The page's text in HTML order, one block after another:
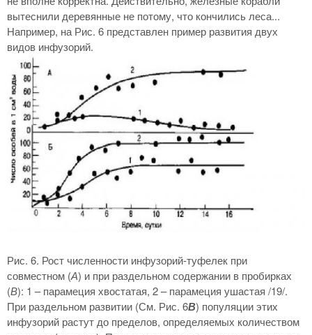
вытеснили деревянные не потому, что кончились леса...
Например, на Рис. 6 представлен пример развития двух
видов инфузорий.
Рис. 6. Рост численности инфузорий-туфелек при
совместном (А) и при раздельном содержании в пробирках
(В): 1 – парамеция хвостатая, 2 – парамеция ушастая /19/.
При раздельном развитии (См. Рис. 6В) популяции этих
инфузорий растут до пределов, определяемых количеством